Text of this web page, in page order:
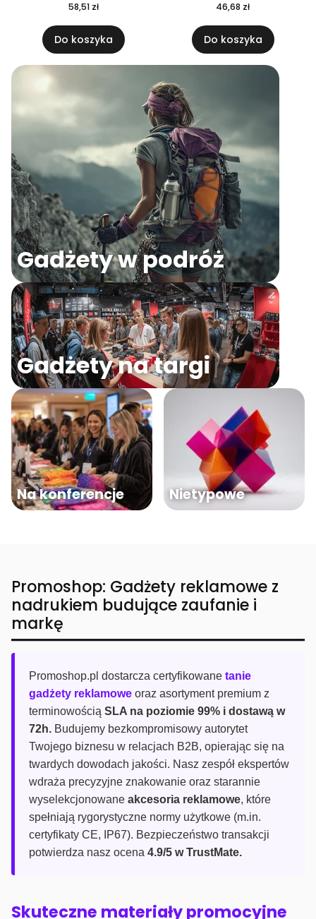
58,51 zł
Do koszyka
46,68 zł
Do koszyka
Gadżety w podróż
Gadżety na targi
Na konferencje Nietypowe
Promoshop: Gadżety reklamowe z
nadrukiem budujące zaufanie i
markę
Promoshop.pl dostarcza certyfikowane tanie
gadżety reklamowe oraz asortyment premium z
terminowością SLA na poziomie 99% i dostawą w
72h. Budujemy bezkompromisowy autorytet
Twojego biznesu w relacjach B2B, opierając się na
twardych dowodach jakości. Nasz zespół ekspertów
wdraża precyzyjne znakowanie oraz starannie
wyselekcjonowane akcesoria reklamowe, które
spełniają rygorystyczne normy użytkowe (m.in.
certyfikaty CE, IP67). Bezpieczeństwo transakcji
potwierdza nasz ocena 4.9/5 w TrustMate.
Skuteczne materiały promocyjne